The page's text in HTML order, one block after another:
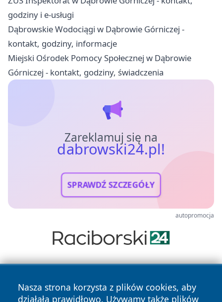
godziny i e-usługi
Dąbrowskie Wodociągi w Dąbrowie Górniczej -
kontakt, godziny, informacje
Miejski Ośrodek Pomocy Społecznej w Dąbrowie
Górniczej - kontakt, godziny, świadczenia
Zareklamuj się na
dabrowski24.pl!
SPRAWDŹ SZCZEGÓŁY
autopromocja
Nasza strona korzysta z plików cookies, aby
działała prawidłowo. Używamy także plików